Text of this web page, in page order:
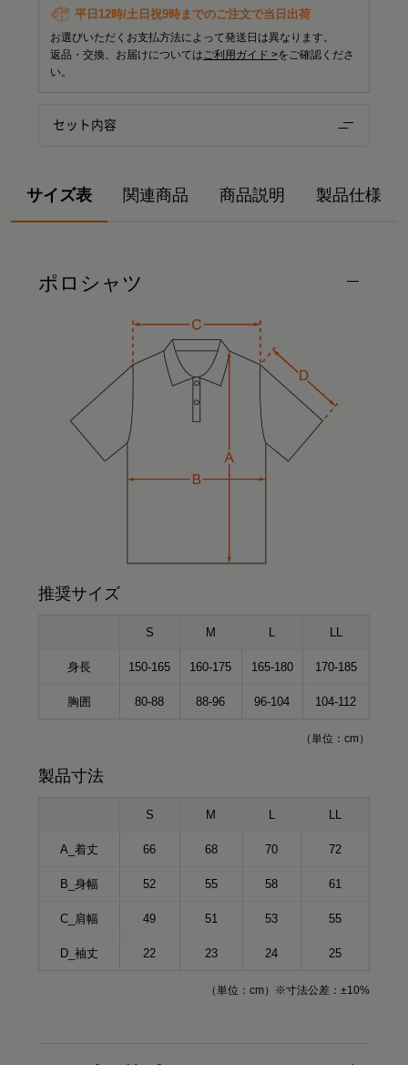
平日12時/土日祝9時までのご注文で当日出荷
お選びいただくお支払方法によって発送日は異なります。
返品・交換、お届けについてはご利用ガイド >をご確認くださ
い。
セット内容
サイズ表 関連商品 商品説明 製品仕様
ポロシャツ
推奨サイズ
S M L LL
身長 150-165 160-175 165-180 170-185
胸囲 80-88 88-96 96-104 104-112
（単位：cm）
製品寸法
S M L LL
A_着丈 66 68 70 72
B_身幅 52 55 58 61
C_肩幅 49 51 53 55
D_袖丈 22 23 24 25
（単位：cm）※寸法公差：±10%